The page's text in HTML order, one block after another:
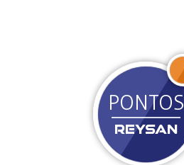
PONTOS
REYSAN
JOIN